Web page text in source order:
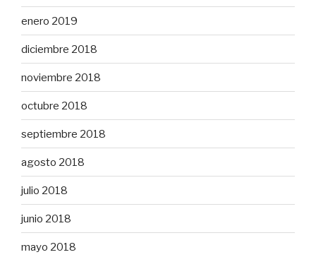
enero 2019
diciembre 2018
noviembre 2018
octubre 2018
septiembre 2018
agosto 2018
julio 2018
junio 2018
mayo 2018